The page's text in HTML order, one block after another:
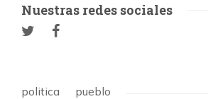
Nuestras redes sociales
politica pueblo